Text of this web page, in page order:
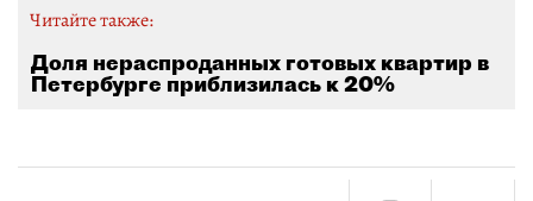
Читайте также:
Доля нераспроданных готовых квартир в
Петербурге приблизилась к 20%